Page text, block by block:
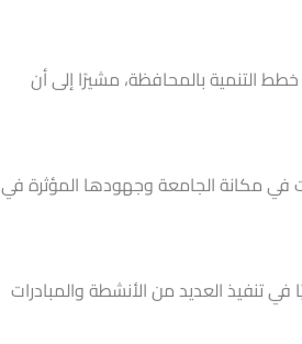
التنمية بالمحافظة، مشيرًا إلى أن
في مكانة الجامعة وجهودها المؤثرة في
تنفيذ العديد من الأنشطة والمبادرات